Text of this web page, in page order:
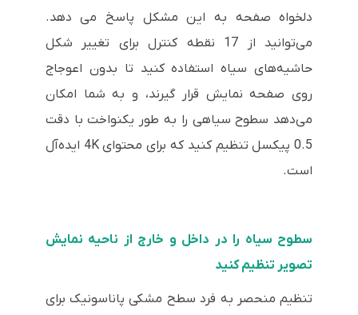
دلخواه صفحه به این مشکل پاسخ می دهد.
می‌توانید از 17 نقطه کنترل برای تغییر شکل
حاشیه‌های سیاه استفاده کنید تا بدون اعوجاج
روی صفحه نمایش قرار گیرند، و به شما امکان
می‌دهد سطوح سیاهی را به طور یکنواخت با دقت
0.5 پیکسل تنظیم کنید که برای محتوای 4K ایده‌آل
است.
سطوح سیاه را در داخل و خارج از ناحیه نمایش
تصویر تنظیم کنید
تنظیم منحصر به فرد سطح مشکی پاناسونیک برای